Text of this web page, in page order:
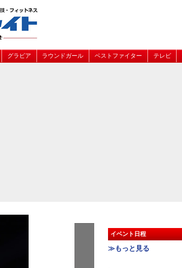
グラビア ラウンドガール ベストファイター テレビ
イベント日程
≫もっと見る